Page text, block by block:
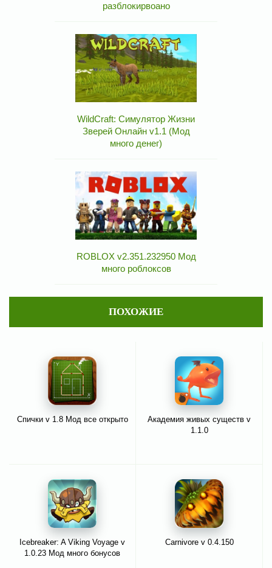
разблокирвоано
WildCraft: Симулятор Жизни
Зверей Онлайн v1.1 (Мод
много денег)
ROBLOX v2.351.232950 Мод
много роблоксов
ПОХОЖИЕ
Спички v 1.8 Мод все открыто
Академия живых существ v
1.1.0
Icebreaker: A Viking Voyage v
1.0.23 Мод много бонусов
Carnivore v 0.4.150